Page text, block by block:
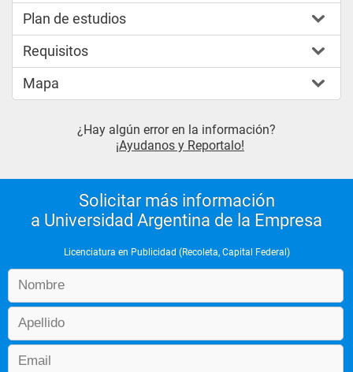
Plan de estudios
Requisitos
Mapa
¿Hay algún error en la información?
¡Ayudanos y Reportalo!
Solicitar más información
a Universidad Argentina de la Empresa
Licenciatura en Publicidad (Recoleta, Capital Federal)